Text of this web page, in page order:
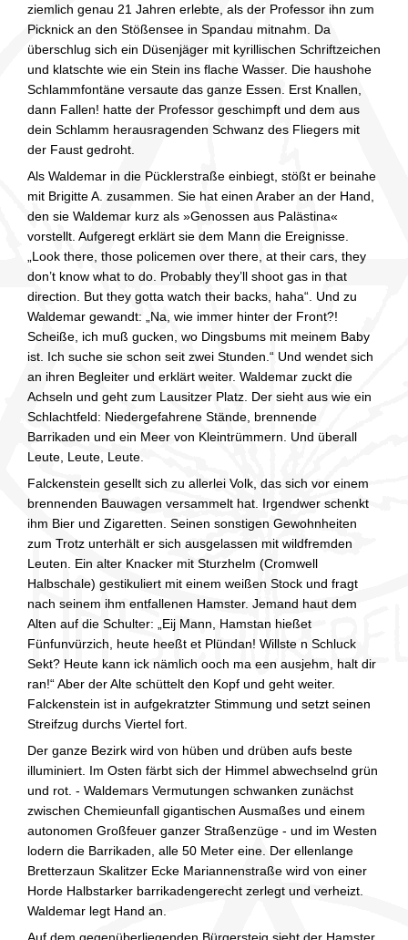
ziemlich genau 21 Jahren erlebte, als der Professor ihn zum
Picknick an den Stößensee in Spandau mitnahm. Da
überschlug sich ein Düsenjäger mit kyrillischen Schriftzeichen
und klatschte wie ein Stein ins flache Wasser. Die haushohe
Schlammfontäne versaute das ganze Essen. Erst Knallen,
dann Fallen! hatte der Professor geschimpft und dem aus
dein Schlamm herausragenden Schwanz des Fliegers mit
der Faust gedroht.
Als Waldemar in die Pücklerstraße einbiegt, stößt er beinahe
mit Brigitte A. zusammen. Sie hat einen Araber an der Hand,
den sie Waldemar kurz als »Genossen aus Palästina«
vorstellt. Aufgeregt erklärt sie dem Mann die Ereignisse.
„Look there, those policemen over there, at their cars, they
don’t know what to do. Probably they’ll shoot gas in that
direction. But they gotta watch their backs, haha“. Und zu
Waldemar gewandt: „Na, wie immer hinter der Front?!
Scheiße, ich muß gucken, wo Dingsbums mit meinem Baby
ist. Ich suche sie schon seit zwei Stunden.“ Und wendet sich
an ihren Begleiter und erklärt weiter. Waldemar zuckt die
Achseln und geht zum Lausitzer Platz. Der sieht aus wie ein
Schlachtfeld: Niedergefahrene Stände, brennende
Barrikaden und ein Meer von Kleintrümmern. Und überall
Leute, Leute, Leute.
Falckenstein gesellt sich zu allerlei Volk, das sich vor einem
brennenden Bauwagen versammelt hat. Irgendwer schenkt
ihm Bier und Zigaretten. Seinen sonstigen Gewohnheiten
zum Trotz unterhält er sich ausgelassen mit wildfremden
Leuten. Ein alter Knacker mit Sturzhelm (Cromwell
Halbschale) gestikuliert mit einem weißen Stock und fragt
nach seinem ihm entfallenen Hamster. Jemand haut dem
Alten auf die Schulter: „Eij Mann, Hamstan hießet
Fünfunvürzich, heute heeßt et Plündan! Willste n Schluck
Sekt? Heute kann ick nämlich ooch ma een ausjehm, halt dir
ran!“ Aber der Alte schüttelt den Kopf und geht weiter.
Falckenstein ist in aufgekratzter Stimmung und setzt seinen
Streifzug durchs Viertel fort.
Der ganze Bezirk wird von hüben und drüben aufs beste
illuminiert. Im Osten färbt sich der Himmel abwechselnd grün
und rot. - Waldemars Vermutungen schwanken zunächst
zwischen Chemieunfall gigantischen Ausmaßes und einem
autonomen Großfeuer ganzer Straßenzüge - und im Westen
lodern die Barrikaden, alle 50 Meter eine. Der ellenlange
Bretterzaun Skalitzer Ecke Mariannenstraße wird von einer
Horde Halbstarker barrikadengerecht zerlegt und verheizt.
Waldemar legt Hand an.